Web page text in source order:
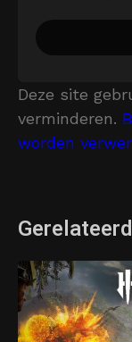
Deze site
verminderen.
worden